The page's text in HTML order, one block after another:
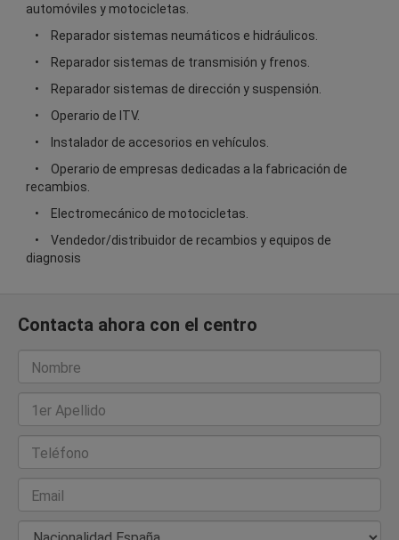
automóviles y motocicletas.
Reparador sistemas neumáticos e hidráulicos.
Reparador sistemas de transmisión y frenos.
Reparador sistemas de dirección y suspensión.
Operario de ITV.
Instalador de accesorios en vehículos.
Operario de empresas dedicadas a la fabricación de
recambios.
Electromecánico de motocicletas.
Vendedor/distribuidor de recambios y equipos de
diagnosis
Contacta ahora con el centro
Nombre
1er Apellido
Teléfono
Email